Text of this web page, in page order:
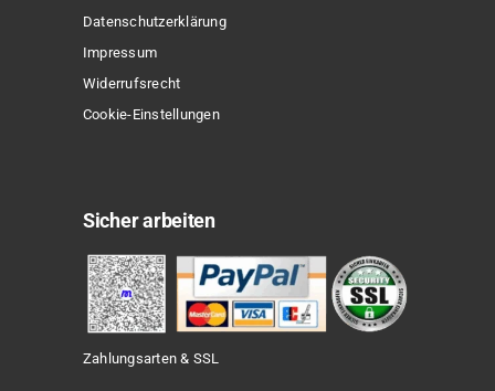
Datenschutzerklärung
Impressum
Widerrufsrecht
Cookie-Einstellungen
Sicher arbeiten
Zahlungsarten & SSL